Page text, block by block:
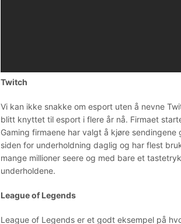
Twitch
Vi kan ikke snakke om esport uten å nevne
blitt knyttet til esport i flere år nå. Firmaet
Gaming firmaene har valgt å kjøre
siden for underholdning daglig og har flest
mange millioner seere og med bare et
underholdene.
League of Legends
League of Legends er et godt eksempel på